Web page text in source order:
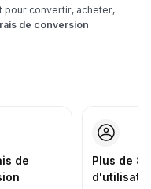
pour convertir, acheter,
de conversion.
de
Plus de